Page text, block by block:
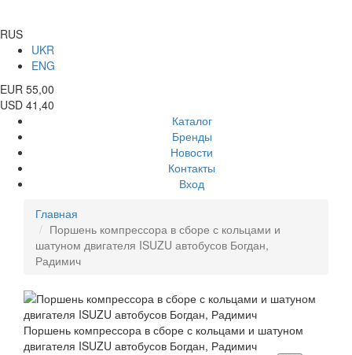
RUS
UKR
ENG
EUR 55,00
USD 41,40
Каталог
Бренды
Новости
Контакты
Вход
Главная
Поршень компрессора в сборе с кольцами и
шатуном двигателя ISUZU автобусов Богдан,
Радимич
Поршень компрессора в сборе с кольцами и шатуном
двигателя ISUZU автобусов Богдан, Радимич